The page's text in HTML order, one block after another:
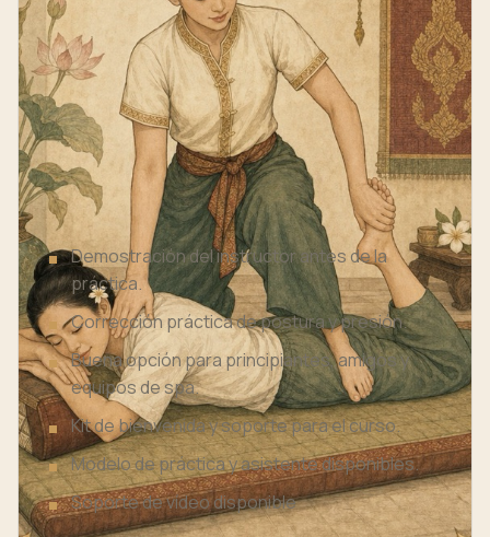
SESIÓN GRUPAL
Masaje Tailandés
Aprenda los fundamentos del masaje tailandés
sobre la colchoneta: mecánica corporal, presión
de la palma, estiramientos asistidos seguros,
ritmo y una secuencia clara y apta para
principiantes.
Demostración del instructor antes de la
práctica.
Corrección práctica de postura y presión.
Buena opción para principiantes, amigos y
equipos de spa.
Kit de bienvenida y soporte para el curso.
Modelo de práctica y asistente disponibles.
Soporte de vídeo disponible